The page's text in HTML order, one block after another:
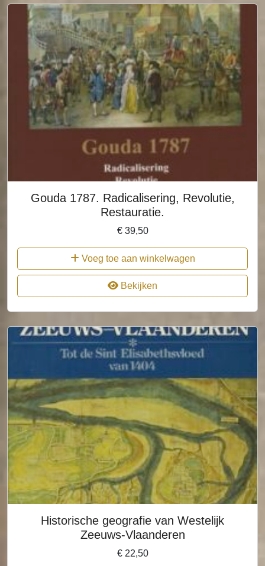
Gouda 1787. Radicalisering, Revolutie,
Restauratie.
€39,50
Voeg toe aan winkelwagen
Bekijken
Historische geografie van Westelijk
Zeeuws-Vlaanderen
€22,50